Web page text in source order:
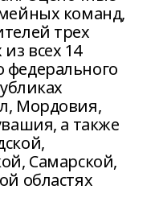
команд,
трех
всех 14
федерального
Мордовия,
а также
Самарской,
областях